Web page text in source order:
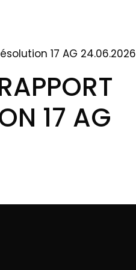
17 AG 24.06.2026
17 AG